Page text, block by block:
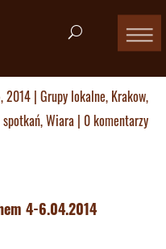
2014| Grupy lokalne, Krakow,
,Wiara| 0 komentarzy
4-6.04.2014